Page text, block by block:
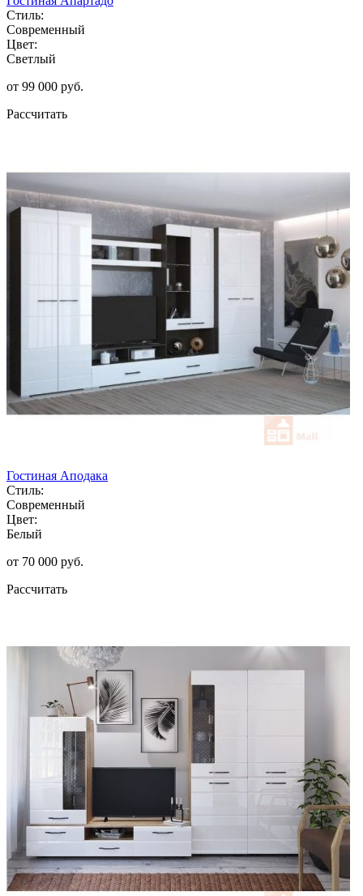
Стиль:
Современный
Цвет:
Светлый
от 99 000 руб.
Рассчитать
Гостиная Аподака
Стиль:
Современный
Цвет:
Белый
от 70 000 руб.
Рассчитать